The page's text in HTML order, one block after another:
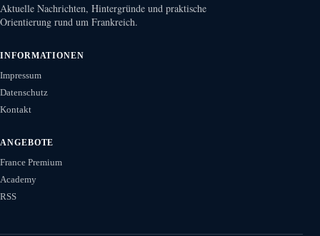
Aktuelle Nachrichten, Hintergründe und praktische
Orientierung rund um Frankreich.
INFORMATIONEN
Impressum
Datenschutz
Kontakt
ANGEBOTE
France Premium
Academy
RSS